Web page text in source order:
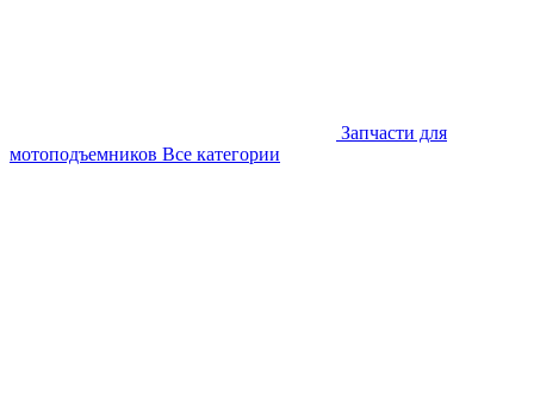
Запчасти для
мотоподъемников Все категории